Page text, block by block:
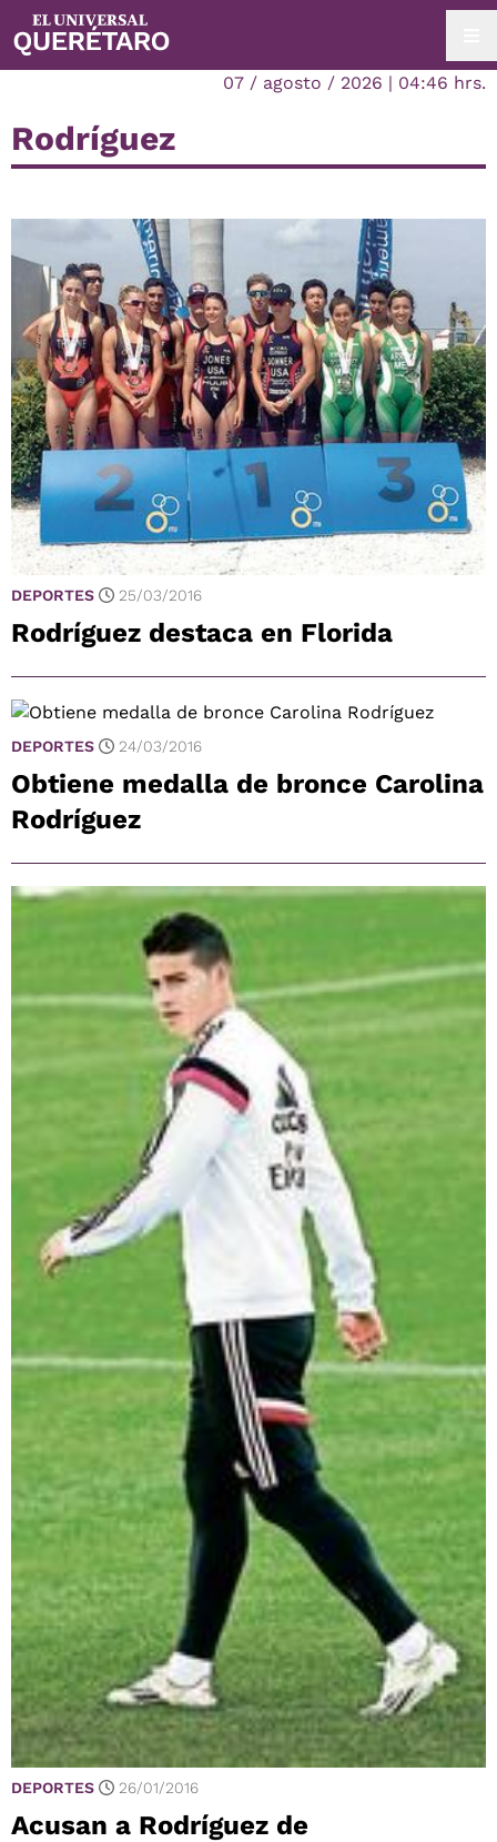
07 / agosto / 2026 | 04:46 hrs.
Rodríguez
DEPORTES 25/03/2016
Rodríguez destaca en Florida
DEPORTES 24/03/2016
Obtiene medalla de bronce Carolina
Rodríguez
DEPORTES 26/01/2016
Acusan a Rodríguez de